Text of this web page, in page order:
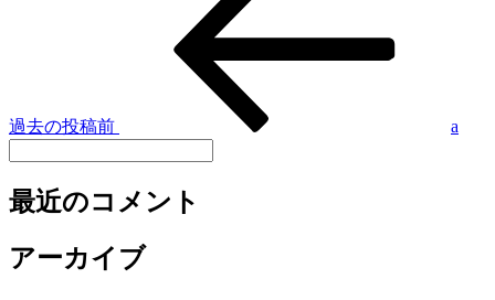
過去の投稿前 a
最近のコメント
アーカイブ